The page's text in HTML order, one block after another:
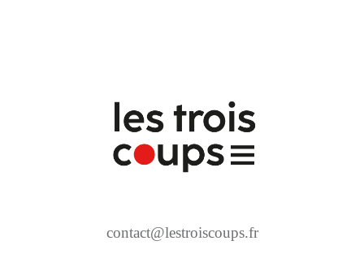
contact@lestroiscoups.fr